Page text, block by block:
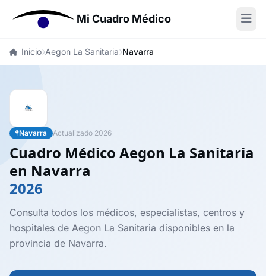
Mi Cuadro Médico
Inicio Aegon La Sanitaria Navarra
Navarra Actualizado 2026
Cuadro Médico Aegon La Sanitaria
en Navarra
2026
Consulta todos los médicos, especialistas, centros y
hospitales de Aegon La Sanitaria disponibles en la
provincia de Navarra.